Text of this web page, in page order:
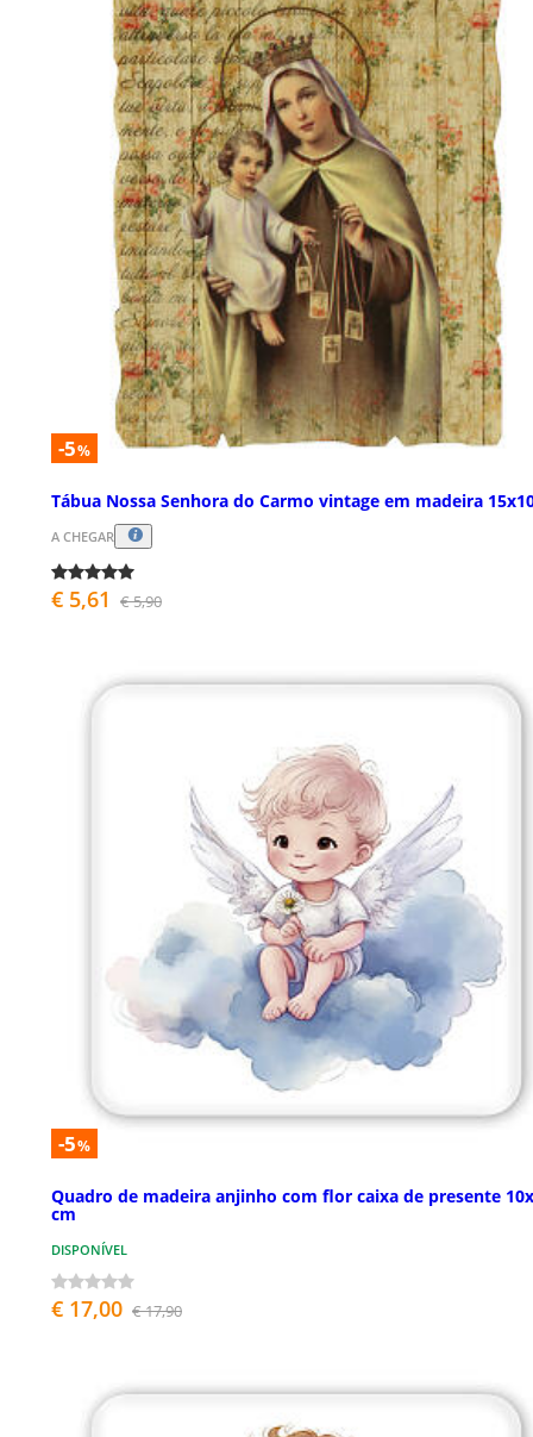
-5%
Tábua Nossa Senhora do Carmo vintage em madeira
A CHEGAR
€ 5,61 € 5,90
-5%
Quadro de madeira anjinho com flor caixa de presente
cm
DISPONÍVEL
€ 17,00 € 17,90